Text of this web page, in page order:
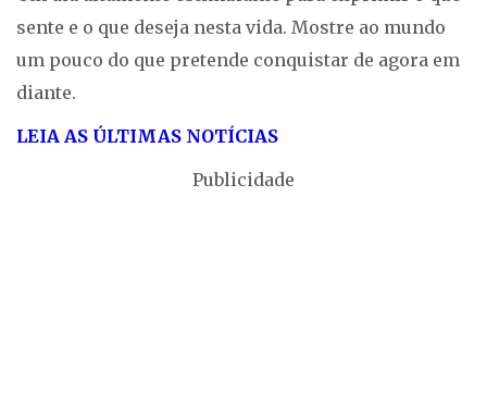
sente e o que deseja nesta vida. Mostre ao mundo
um pouco do que pretende conquistar de agora em
diante.
LEIA AS ÚLTIMAS NOTÍCIAS
Publicidade